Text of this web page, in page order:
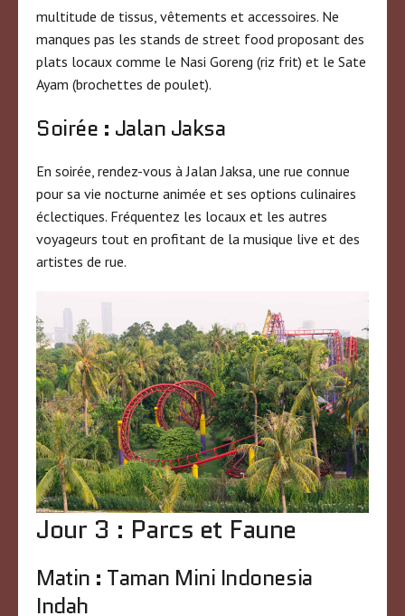
multitude de tissus, vêtements et accessoires. Ne
manques pas les stands de street food proposant des
plats locaux comme le Nasi Goreng (riz frit) et le Sate
Ayam (brochettes de poulet).
Soirée : Jalan Jaksa
En soirée, rendez-vous à Jalan Jaksa, une rue connue
pour sa vie nocturne animée et ses options culinaires
éclectiques. Fréquentez les locaux et les autres
voyageurs tout en profitant de la musique live et des
artistes de rue.
Jour 3 : Parcs et Faune
Matin : Taman Mini Indonesia
Indah